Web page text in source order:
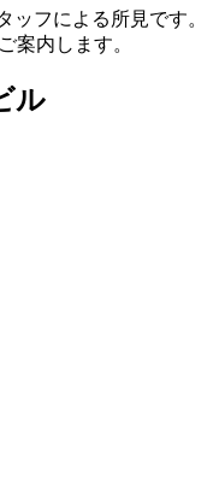
フによる所見です。
案内します。
ル